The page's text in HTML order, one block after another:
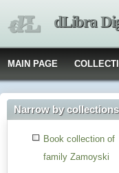
dLibra
MAIN PAGE
Narrow by collections
Book collection of
family Zamoyski